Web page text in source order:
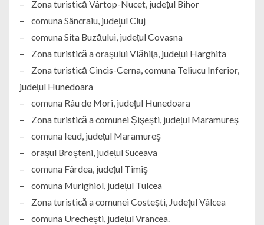
– Zona turistică Vârtop-Nucet, județul Bihor
– comuna Sâncraiu, judeţul Cluj
– comuna Sita Buzăului, județul Covasna
– Zona turistică a oraşului Vlăhiţa, județui Harghita
– Zona turistică Cincis-Cerna, comuna Teliucu Inferior,
judeţul Hunedoara
– comuna Râu de Mori, judeţul Hunedoara
– Zona turistică a comunei Şişeşti, județul Maramureş
– comuna Ieud, județul Maramureş
– oraşul Broşteni, județul Suceava
– comuna Fârdea, județul Timiş
– comuna Murighiol, județul Tulcea
– Zona turistică a comunei Costești, Judeţul Vâlcea
– comuna Urecheşti, județul Vrancea.